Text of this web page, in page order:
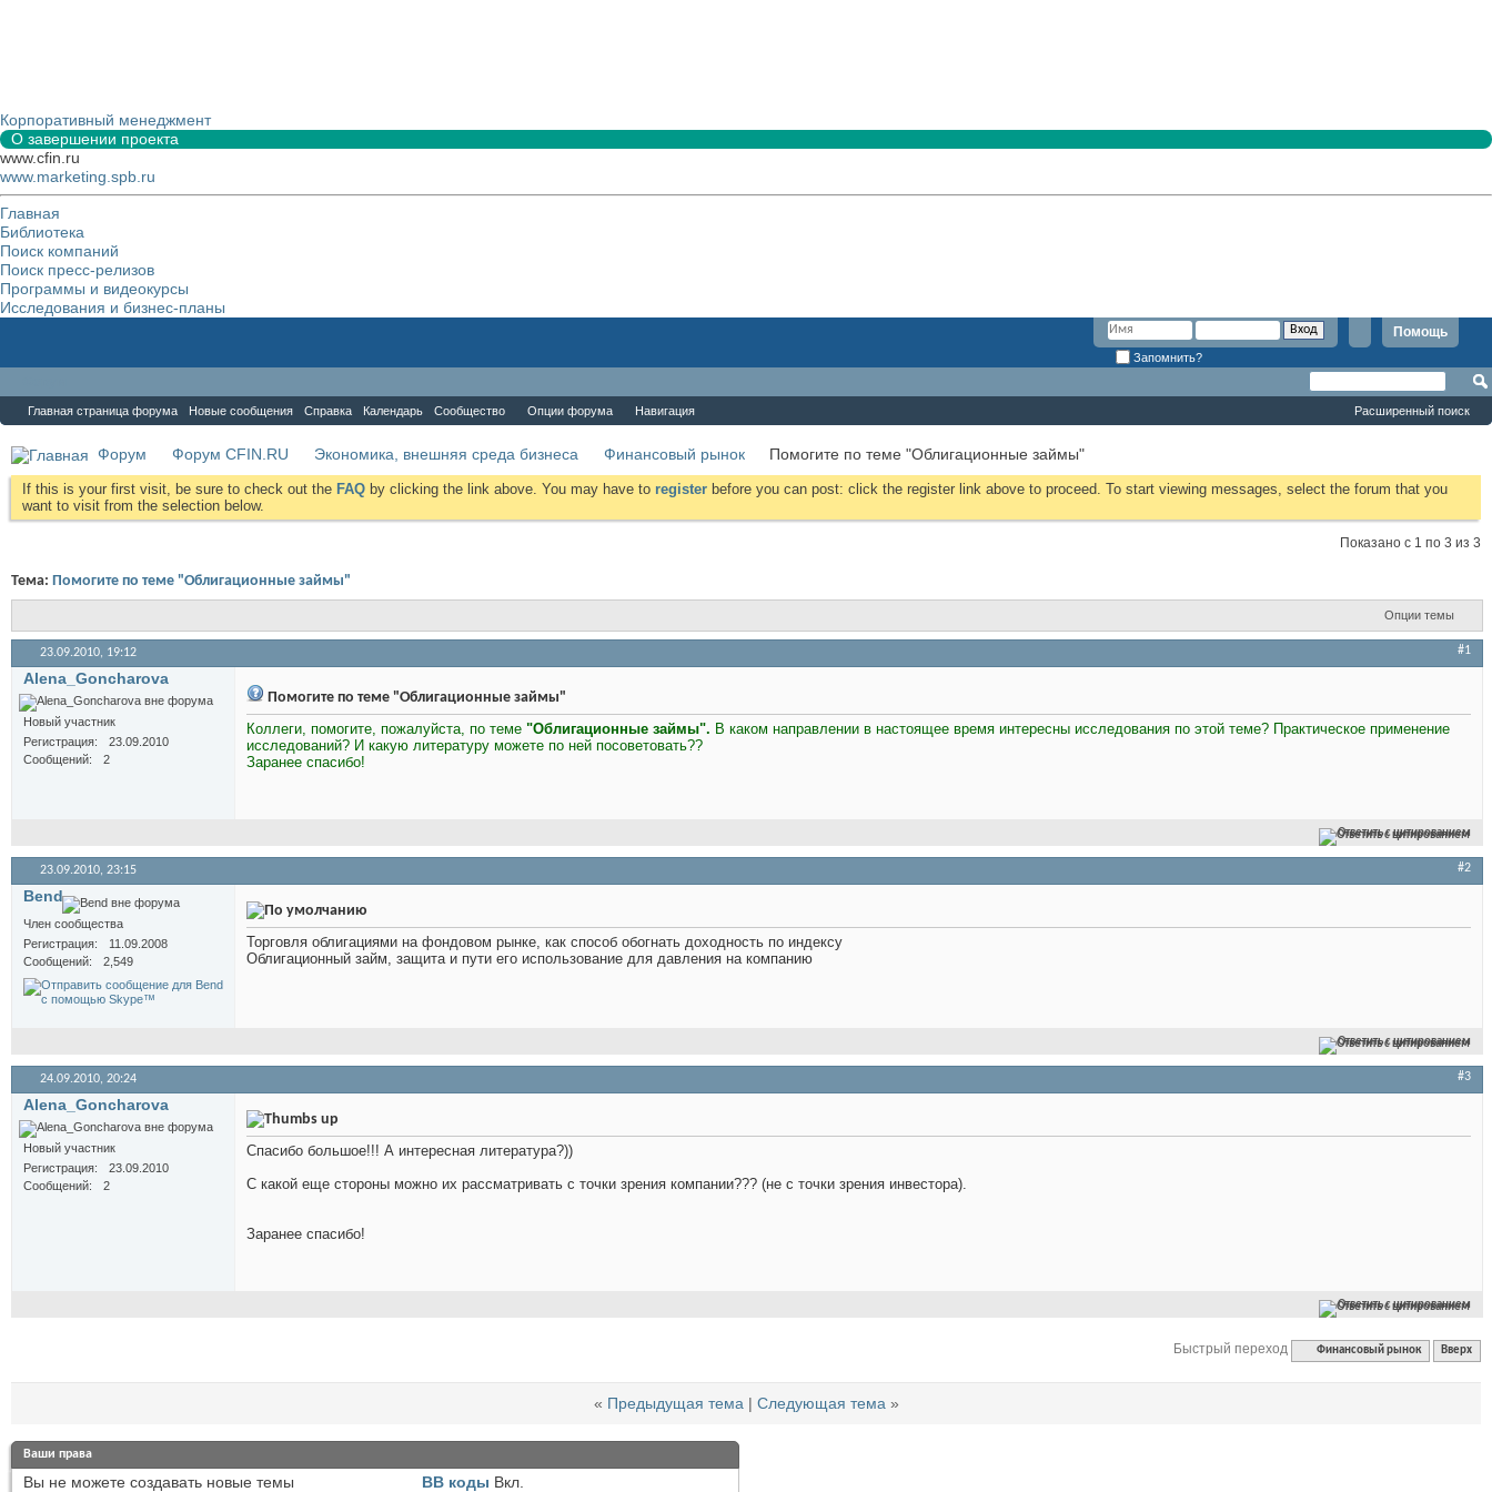
Корпоративный менеджмент
О завершении проекта
www.cfin.ru
www.marketing.spb.ru
Главная
Библиотека
Поиск компаний
Поиск пресс-релизов
Программы и видеокурсы
Исследования и бизнес-планы
Помощь
Запомнить?
Главная страница форума Новые сообщения Справка Календарь Сообщество Опции форума Навигация Расширенный поиск
Форум Форум CFIN.RU Экономика, внешняя среда бизнеса Финансовый рынок Помогите по теме "Облигационные займы"
If this is your first visit, be sure to check out the FAQ by clicking the link above. You may have to register before you can post: click the register link above to proceed. To start viewing messages, select the forum that you
want to visit from the selection below.
Показано с 1 по 3 из 3
Тема: Помогите по теме "Облигационные займы"
Опции темы
23.09.2010, 19:12 #1
Alena_Goncharova
Новый участник
Регистрация
23.09.2010
Сообщений
2
Помогите по теме "Облигационные займы"
Коллеги, помогите, пожалуйста, по теме "Облигационные займы". В каком направлении в настоящее время интересны исследования по этой теме? Практическое применение
исследований? И какую литературу можете по ней посоветовать??
Заранее спасибо!
Ответить с цитированием
23.09.2010, 23:15 #2
Bend
Член сообщества
Регистрация
11.09.2008
Сообщений
2,549
Торговля облигациями на фондовом рынке, как способ обогнать доходность по индексу
Облигационный займ, защита и пути его использование для давления на компанию
Ответить с цитированием
24.09.2010, 20:24 #3
Alena_Goncharova
Новый участник
Регистрация
23.09.2010
Сообщений
2
Спасибо большое!!! А интересная литература?))
С какой еще стороны можно их рассматривать с точки зрения компании??? (не с точки зрения инвестора).
Заранее спасибо!
Ответить с цитированием
Быстрый переход Финансовый рынок Вверх
« Предыдущая тема| Следующая тема »
Ваши права
Вы не можете создавать новые темы BB коды Вкл.